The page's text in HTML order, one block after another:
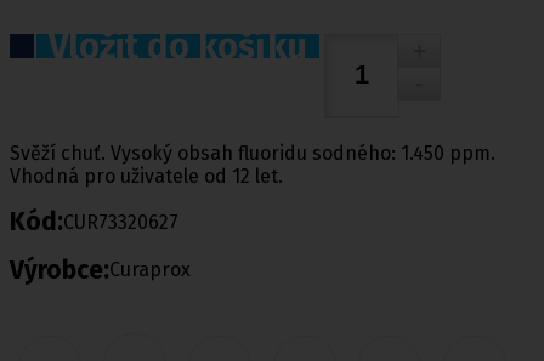
Vložit do košíku
Svěží chuť. Vysoký obsah fluoridu sodného: 1.450 ppm.
Vhodná pro uživatele od 12 let.
Kód:CUR73320627
Výrobce:Curaprox